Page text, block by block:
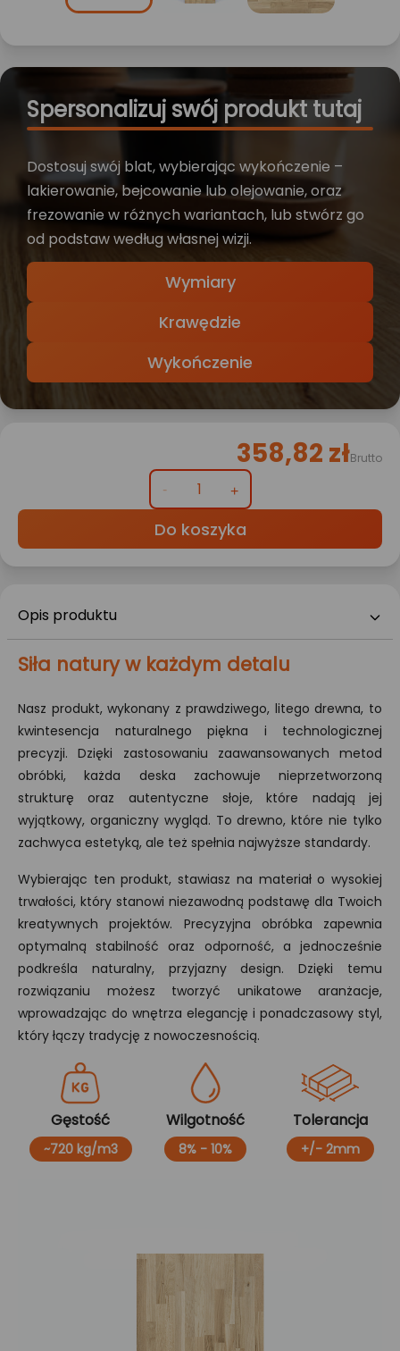
Spersonalizuj swój produkt tutaj
Dostosuj swój blat, wybierając wykończenie –
lakierowanie, bejcowanie lub olejowanie, oraz
frezowanie w różnych wariantach, lub stwórz go
od podstaw według własnej wizji.
Wymiary
Krawędzie
Wykończenie
358,82 złBrutto
Do koszyka
Opis produktu
Siła natury w każdym detalu
Nasz produkt, wykonany z prawdziwego, litego drewna, to
kwintesencja naturalnego piękna i technologicznej
precyzji. Dzięki zastosowaniu zaawansowanych metod
obróbki, każda deska zachowuje nieprzetworzoną
strukturę oraz autentyczne słoje, które nadają jej
wyjątkowy, organiczny wygląd. To drewno, które nie tylko
zachwyca estetyką, ale też spełnia najwyższe standardy.
Wybierając ten produkt, stawiasz na materiał o wysokiej
trwałości, który stanowi niezawodną podstawę dla Twoich
kreatywnych projektów. Precyzyjna obróbka zapewnia
optymalną stabilność oraz odporność, a jednocześnie
podkreśla naturalny, przyjazny design. Dzięki temu
rozwiązaniu możesz tworzyć unikatowe aranżacje,
wprowadzając do wnętrza elegancję i ponadczasowy styl,
który łączy tradycję z nowoczesnością.
Gęstość
~720 kg/m3
Wilgotność
8% - 10%
Tolerancja
+/- 2mm